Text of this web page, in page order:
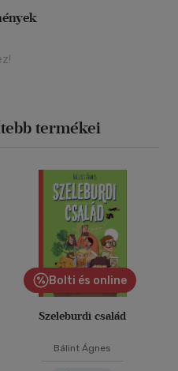
termékei
Bolti és online
Szeleburdi család
Bálint Ágnes